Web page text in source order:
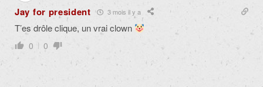
Jay for president 3 mois il y a
T’es drôle clique, un vrai clown
0 0